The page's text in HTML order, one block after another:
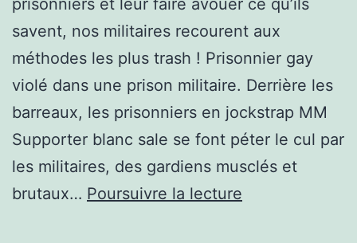
savent, nos militaires recourent aux
méthodes les plus trash ! Prisonnier gay
violé dans une prison militaire. Derrière les
barreaux, les prisonniers en jockstrap MM
Supporter blanc sale se font péter le cul par
les militaires, des gardiens musclés et
brutaux… Poursuivre la lecture